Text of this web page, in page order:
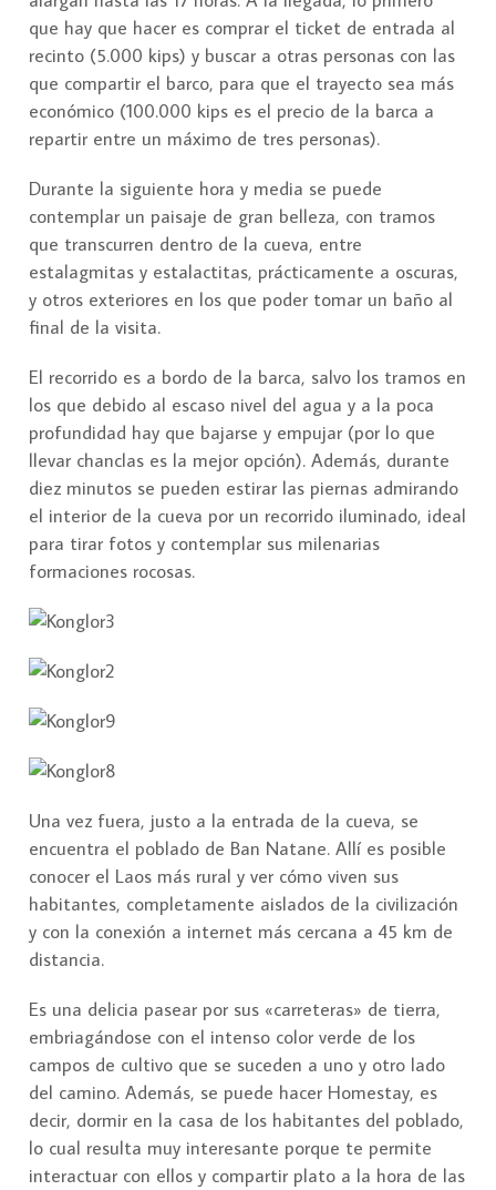
que hay que hacer es comprar el ticket de entrada al
recinto (5.000 kips) y buscar a otras personas con las
que compartir el barco, para que el trayecto sea más
económico (100.000 kips es el precio de la barca a
repartir entre un máximo de tres personas).
Durante la siguiente hora y media se puede
contemplar un paisaje de gran belleza, con tramos
que transcurren dentro de la cueva, entre
estalagmitas y estalactitas, prácticamente a oscuras,
y otros exteriores en los que poder tomar un baño al
final de la visita.
El recorrido es a bordo de la barca, salvo los tramos en
los que debido al escaso nivel del agua y a la poca
profundidad hay que bajarse y empujar (por lo que
llevar chanclas es la mejor opción). Además, durante
diez minutos se pueden estirar las piernas admirando
el interior de la cueva por un recorrido iluminado, ideal
para tirar fotos y contemplar sus milenarias
formaciones rocosas.
Una vez fuera, justo a la entrada de la cueva, se
encuentra el poblado de Ban Natane. Allí es posible
conocer el Laos más rural y ver cómo viven sus
habitantes, completamente aislados de la civilización
y con la conexión a internet más cercana a 45 km de
distancia.
Es una delicia pasear por sus «carreteras» de tierra,
embriagándose con el intenso color verde de los
campos de cultivo que se suceden a uno y otro lado
del camino. Además, se puede hacer Homestay, es
decir, dormir en la casa de los habitantes del poblado,
lo cual resulta muy interesante porque te permite
interactuar con ellos y compartir plato a la hora de las